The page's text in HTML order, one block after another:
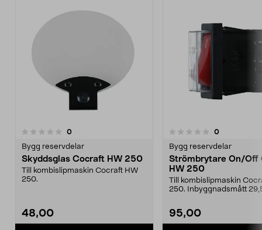
0recensioner
Bygg reservdelar
Skyddsglas Cocraft HW 250
Till kombislipmaskin Cocraft HW
250.
48,00
0.0 av 5 stjärnor 0recensioner
Bygg reservdelar
Strömbrytare On/Off
HW 250
Till kombislipmaskin
250. Inbyggnadsmått
95,00
0.0 av 5 stjärnor